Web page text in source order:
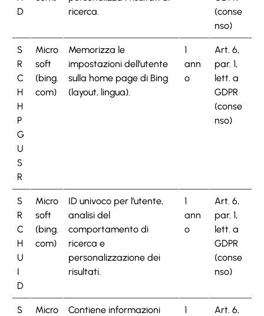
D
ricerca.
(conse
nso)
S
R
C
H
H
P
G
U
S
R
Micro
soft
(bing.
com)
Memorizza le
impostazioni dell’utente
sulla home page di Bing
(layout, lingua).
1
ann
o
Art. 6,
par. 1,
lett. a
GDPR
(conse
nso)
S
R
C
H
U
I
D
Micro
soft
(bing.
com)
ID univoco per l’utente,
analisi del
comportamento di
ricerca e
personalizzazione dei
risultati.
1
ann
o
Art. 6,
par. 1,
lett. a
GDPR
(conse
nso)
S
Micro
Contiene informazioni
1
Art. 6,